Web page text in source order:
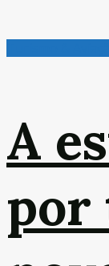
A
por